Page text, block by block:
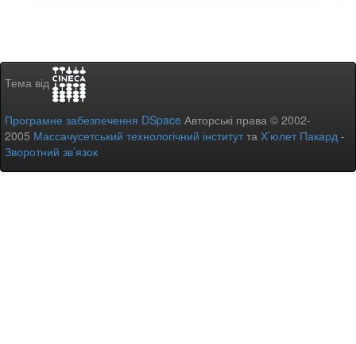
Тема від
Програмне забезпечення DSpace Авторські права © 2002-
2005 Массачусетський технологічний інститутта Х’юлет Пакард -
Зворотний зв’язок